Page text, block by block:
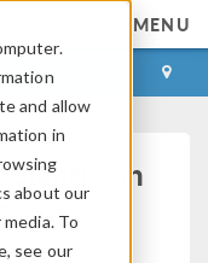
and allow
in
about our
To
see our
MENU
CONTACT
con
-